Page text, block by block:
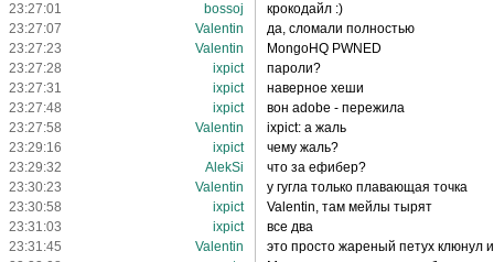
23:27:01
bossoj
крокодайл :)
23:27:07
Valentin
да, сломали полностью
23:27:23
Valentin
MongoHQ PWNED
23:27:28
ixpict
пароли?
23:27:31
ixpict
наверное хеши
23:27:48
ixpict
вон adobe - пережила
23:27:58
Valentin
ixpict: а жаль
23:29:16
ixpict
чему жаль?
23:29:32
AlekSi
что за ефибер?
23:30:23
Valentin
у гугла только плавающая точка
23:30:58
ixpict
Valentin, там мейлы тырят
23:31:03
ixpict
все два
23:31:45
Valentin
это просто жареный петух клюнул